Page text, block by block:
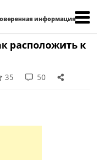
информация
расположить к
35 50